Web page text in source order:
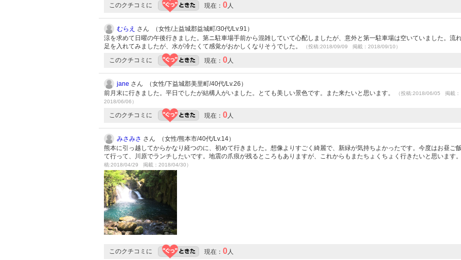
このクチコミに 現在： 0人
むらえ さん （女性/上益城郡益城町/30代/Lv.91）
涼を求めて日曜の午後行きました。第ニ駐車場手前から混雑していて心配しましたが、意外と第一駐車場は空いていました。流
足を入れてみましたが、水が冷たくて感覚がおかしくなりそうでした。
（投稿:2018/09/09 掲載：2018/09/10）
このクチコミに 現在： 0人
jane さん （女性/下益城郡美里町/40代/Lv.26）
前月末に行きました。平日でしたが結構人がいました。とても美しい景色です。また来たいと思います。
（投稿:2018/06/05 掲載：
2018/06/06）
このクチコミに 現在： 0人
みさみさ さん （女性/熊本市/40代/Lv.14）
熊本に引っ越してからかなり経つのに、初めて行きました。想像よりすごく綺麗で、新緑が気持ちよかったです。今度はお昼ご
て行って、川原でランチしたいです。地震の爪痕が残るところもありますが、これからもまたちょくちょく行きたいと思います。
稿:2018/04/29 掲載：2018/04/30）
このクチコミに 現在： 0人